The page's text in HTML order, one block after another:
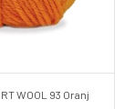
WOOL 93 Oranj